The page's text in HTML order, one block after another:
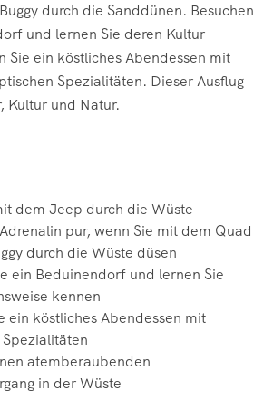
durch die Sanddünen. Besuchen
und lernen Sie deren Kultur
Sie ein köstliches Abendessen mit
Spezialitäten. Dieser Ausflug
Kultur und Natur.
dem Jeep durch die Wüste
pur, wenn Sie mit dem Quad
durch die Wüste düsen
ein Beduinendorf und lernen Sie
kennen
ein köstliches Abendessen mit
atemberaubenden
in der Wüste